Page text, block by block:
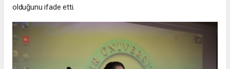
olduğunu ifade etti.